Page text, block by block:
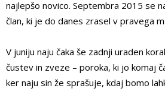
najlepšo novico. Septembra 2015 se
član, ki je do danes zrasel v pravega
V juniju naju čaka še zadnji uraden
čustev in zveze – poroka, ki jo komaj
ker naju sin že sprašuje, kdaj bomo